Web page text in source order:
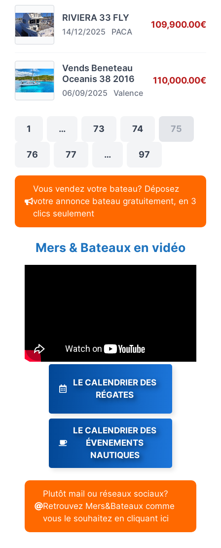
RIVIERA 33 FLY
14/12/2025 PACA
109,900.00€
Vends Beneteau
Oceanis 38 2016
06/09/2025 Valence
110,000.00€
1 … 73 74 75
76 77 … 97
Vous vendez votre bateau? Déposez
votre annonce bateau gratuitement, en 3
clics seulement
Mers & Bateaux en vidéo
LE CALENDRIER DES
RÉGATES
LE CALENDRIER DES
ÉVENEMENTS
NAUTIQUES
Plutôt mail ou réseaux sociaux?
Retrouvez Mers&Bateaux comme
vous le souhaitez en cliquant ici